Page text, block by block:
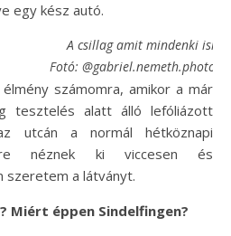
egy kész autó.
A csillag amit mindenki
Fotó:
számomra, amikor a már
tesztelés alatt álló lefóliázott
utcán a normál hétköznapi
néznek ki viccesen és
szeretem a látványt.
Miért éppen Sindelfingen?